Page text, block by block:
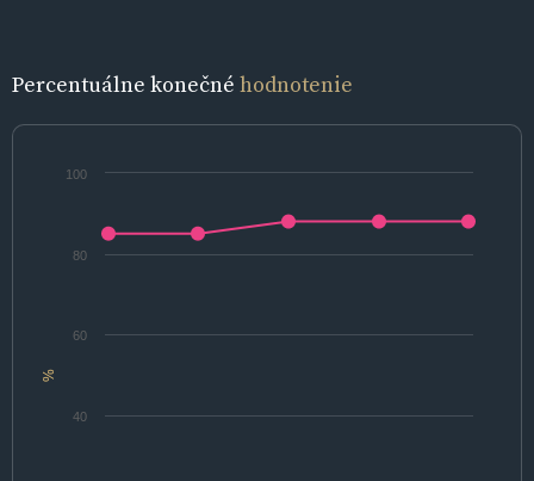
Percentuálne konečné hodnotenie
%
40
60
80
100